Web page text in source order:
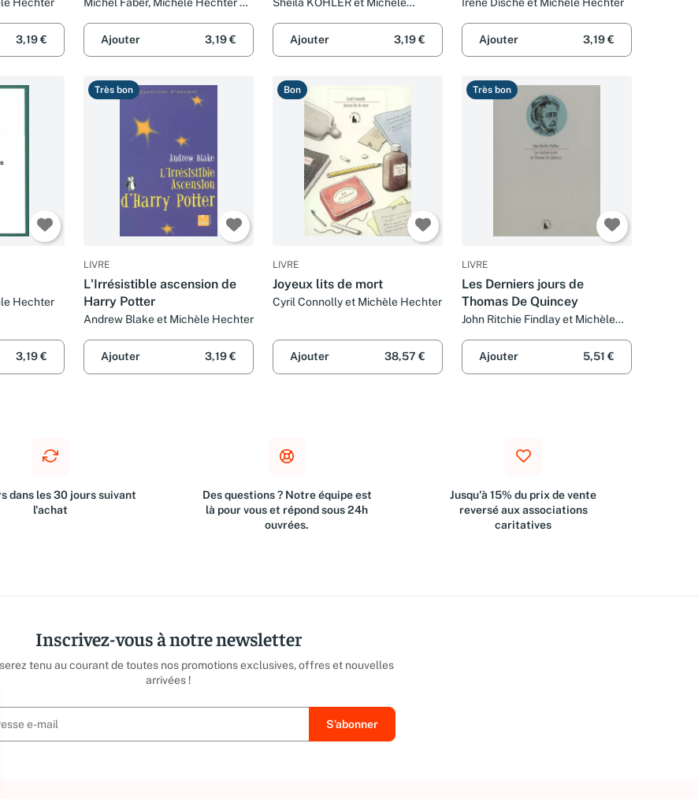
3,19 €
Ajouter
3,19 €
Ajouter
3,19 € Ajouter 3,19 €
Hechter
3,19 €
Très bon
LIVRE
L'Irrésistible ascension de
Harry Potter
Andrew Blake et Michèle Hechter
Ajouter 3,19 €
Bon
LIVRE
Joyeux lits de mort
Cyril Connolly et Michèle Hechter
Ajouter 38,57 €
Très bon
LIVRE
Les Derniers jours de
Thomas De Quincey
John Ritchie Findlay et Michèle
Ajouter
5,51 €
dans les 30 jours suivant
l'achat
Des questions ? Notre équipe est
là pour vous et répond sous 24h
ouvrées.
Jusqu'à 15% du prix de vente
reversé aux associations
caritatives
Inscrivez-vous à notre newsletter
tenu au courant de toutes nos promotions exclusives, offres et nouvelles
arrivées !